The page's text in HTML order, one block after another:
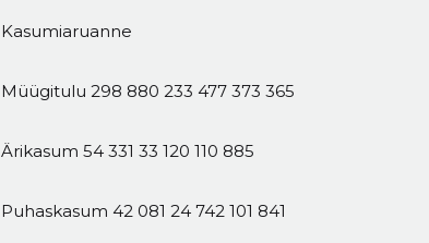
Kasumiaruanne
Müügitulu 298 880 233 477 373 365
Ärikasum 54 331 33 120 110 885
Puhaskasum 42 081 24 742 101 841